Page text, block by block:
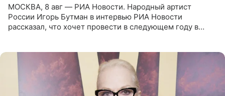
МОСКВА, 8 авг — РИА Новости. Народный артист
России Игорь Бутман в интервью РИА Новости
рассказал, что хочет провести в следующем году в